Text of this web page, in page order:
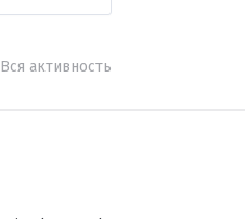
Вся активность